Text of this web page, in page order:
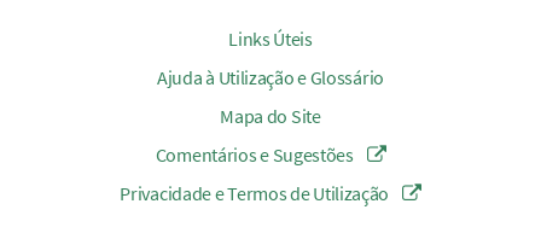
Links Úteis
Ajuda à Utilização e Glossário
Mapa do Site
Comentários e Sugestões
Privacidade e Termos de Utilização